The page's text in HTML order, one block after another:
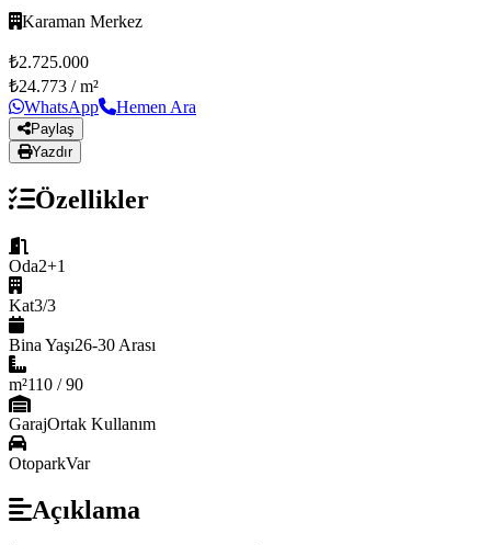
Karaman Merkez
₺2.725.000
₺24.773 / m²
WhatsApp
Hemen Ara
Paylaş
Yazdır
Özellikler
Oda2+1
Kat3/3
Bina Yaşı26-30 Arası
m²110 / 90
GarajOrtak Kullanım
OtoparkVar
Açıklama